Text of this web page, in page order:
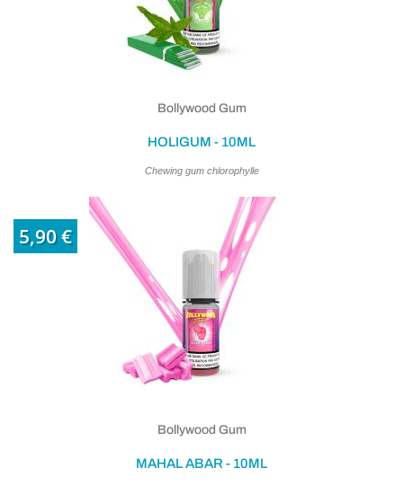
Bollywood Gum
HOLIGUM - 10ML
Chewing gum chlorophylle
5,90 €
Bollywood Gum
MAHAL ABAR - 10ML